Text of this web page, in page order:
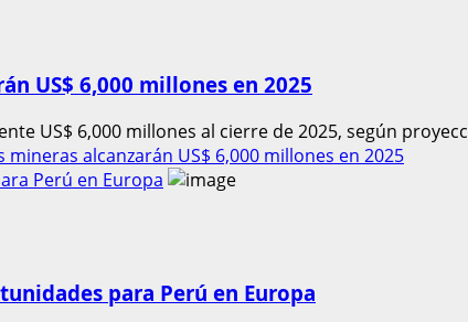
US$ 6,000 millones en 2025
US$ 6,000 millones al cierre de 2025, según
alcanzarán US$ 6,000 millones en 2025
Perú en Europa
para Perú en Europa